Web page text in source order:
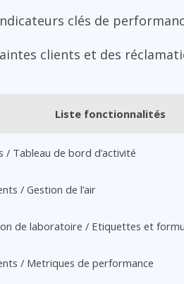
clés de
clients et des
Liste fonctionnalités
Tableau de bord d’activité
/ Gestion de l’air
de laboratoire / Etiquettes et
/ Metriques de performance